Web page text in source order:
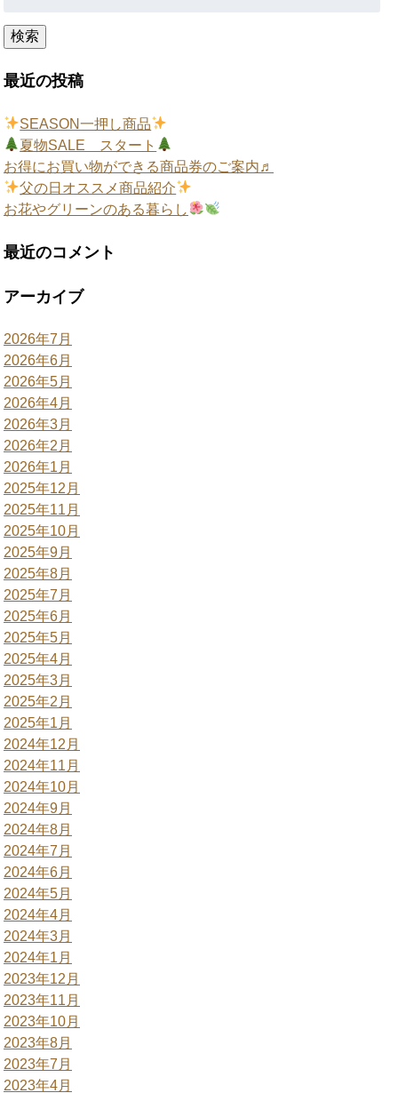
検索
最近の投稿
SEASON一押し商品
夏物SALE スタート
お得にお買い物ができる商品券のご案内♬
父の日オススメ商品紹介
お花やグリーンのある暮らし
最近のコメント
アーカイブ
2026年7月
2026年6月
2026年5月
2026年4月
2026年3月
2026年2月
2026年1月
2025年12月
2025年11月
2025年10月
2025年9月
2025年8月
2025年7月
2025年6月
2025年5月
2025年4月
2025年3月
2025年2月
2025年1月
2024年12月
2024年11月
2024年10月
2024年9月
2024年8月
2024年7月
2024年6月
2024年5月
2024年4月
2024年3月
2024年1月
2023年12月
2023年11月
2023年10月
2023年8月
2023年7月
2023年4月